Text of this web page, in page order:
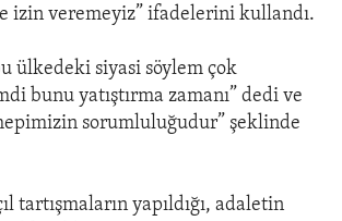
izin veremeyiz” ifadelerini kullandı.
ülkedeki siyasi söylem çok
bunu yatıştırma zamanı” dedi ve
sorumluluğudur” şeklinde
tartışmaların yapıldığı, adaletin